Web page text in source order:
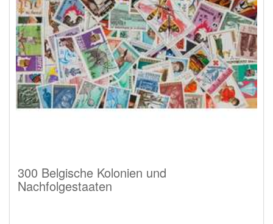
300 Belgische Kolonien und
Nachfolgestaaten